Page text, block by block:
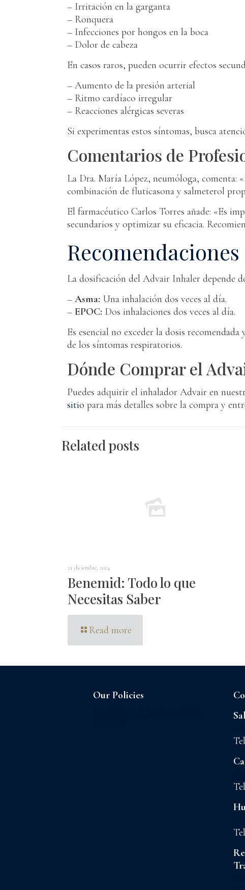
– Irritación en la garganta
– Ronquera
– Infecciones por hongos en la boca
– Dolor de cabeza
En casos raros, pueden ocurrir efectos
– Aumento de la presión arterial
– Ritmo cardíaco irregular
– Reacciones alérgicas severas
Si experimentas estos síntomas, busca
Comentarios de
La Dra. María López, neumóloga, comenta:
combinación de fluticasona y salmeterol
El farmacéutico Carlos Torres añade: «Es
secundarios y optimizar su eficacia.
La dosificación del Advair Inhaler depende
–Asma: Una inhalación dos veces al día.
– EPOC: Dos inhalaciones dos veces al día.
Es esencial no exceder la dosis
de los síntomas respiratorios.
Dónde Comprar el
Puedes adquirir el inhalador Advair en
sitio para más detalles sobre la compra y
Related posts
21 diciembre, 2024
Benemid: Todo lo que
Necesitas Saber
Read more
Our Policies